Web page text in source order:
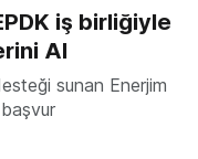
iş birliğiyle
Al
sunan Enerjim
başvur